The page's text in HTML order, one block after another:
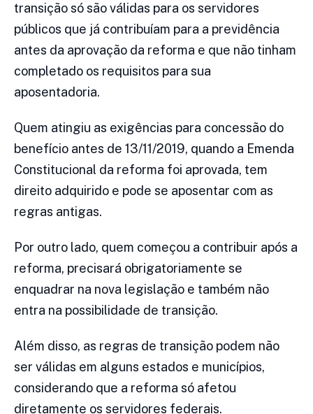
transição só são válidas para os servidores
públicos que já contribuíam para a previdência
antes da aprovação da reforma e que não tinham
completado os requisitos para sua
aposentadoria.
Quem atingiu as exigências para concessão do
benefício antes de 13/11/2019, quando a Emenda
Constitucional da reforma foi aprovada, tem
direito adquirido e pode se aposentar com as
regras antigas.
Por outro lado, quem começou a contribuir após a
reforma, precisará obrigatoriamente se
enquadrar na nova legislação e também não
entra na possibilidade de transição.
Além disso, as regras de transição podem não
ser válidas em alguns estados e municípios,
considerando que a reforma só afetou
diretamente os servidores federais.